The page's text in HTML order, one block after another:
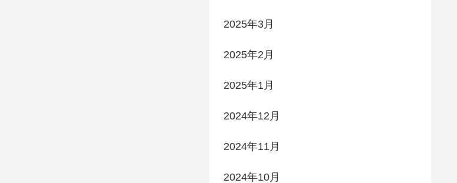
2025年3月
2025年2月
2025年1月
2024年12月
2024年11月
2024年10月